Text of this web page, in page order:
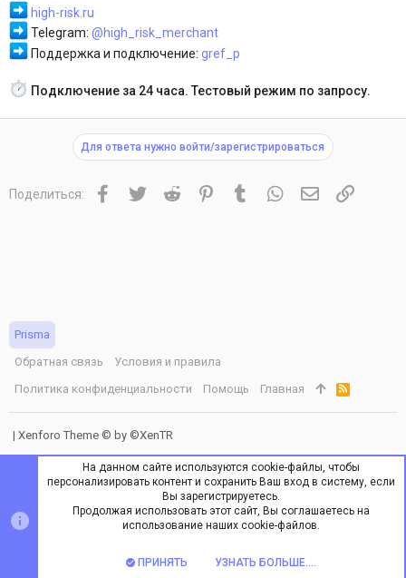
high-risk.ru
Telegram: @high_risk_merchant
Поддержка и подключение: gref_p
Подключение за 24 часа. Тестовый режим по запросу.
Для ответа нужно войти/зарегистрироваться
Поделиться: Facebook
TwitterReddit PinterestTumblrWhatsAppЭлектронная
Ссылка
Prisma
Обратная связь
Условия и правила
Политика конфиденциальности
Помощь Главная
R
S
S
| Xenforo Theme © by ©XenTR
На данном сайте используются cookie-файлы, чтобы
персонализировать контент и сохранить Ваш вход в систему, если
Вы зарегистрируетесь.
Продолжая использовать этот сайт, Вы соглашаетесь на
использование наших cookie-файлов.
ПРИНЯТЬ УЗНАТЬ БОЛЬШЕ....